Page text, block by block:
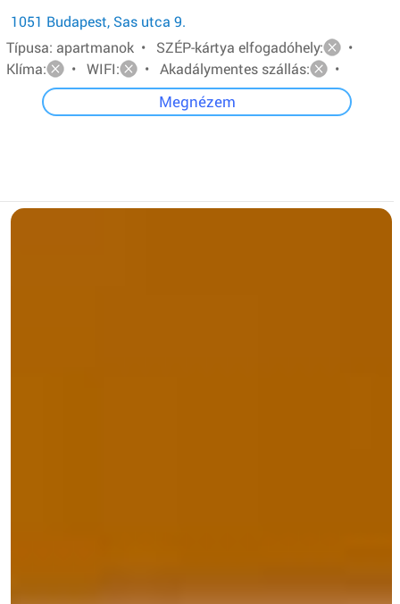
1051 Budapest, Sas utca 9.
Típusa: apartmanok • SZÉP-kártya elfogadóhely:
•
Klíma:
• WIFI: • Akadálymentes szállás: •
Megnézem